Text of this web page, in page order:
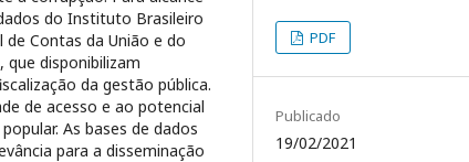
do Instituto Brasileiro
Contas da União e do
que disponibilizam
da gestão pública.
de acesso e ao potencial
As bases de dados
para a disseminação
PDF
Publicado
19/02/2021